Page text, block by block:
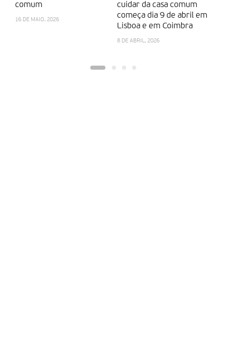
comum
16 DE MAIO, 2026
cuidar da casa comum
começa dia 9 de abril em
Lisboa e em Coimbra
8 DE ABRIL, 2026